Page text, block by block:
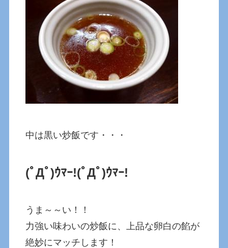
中は黒い炒飯です・・・
(ﾟДﾟ)ｳﾏｰ!(ﾟДﾟ)ｳﾏｰ!
うま～～い！！
力強い味わいの炒飯に、上品な卵白の餡が
絶妙にマッチします！